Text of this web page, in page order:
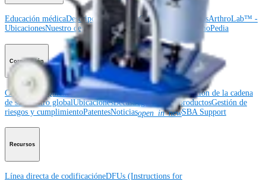
Educación médicaDescripción de cursosCalendario de cursosArthroLab™ -
UbicacionesNuestro departamento de educación médica OrthoPedia
Corporación
CorporaciónQuiénes somosEventos comunitariosDivulgación de la cadena
de suministro globalUbicacionesBecasSeguridad de productosGestión de
riesgos y cumplimientoPatentesNoticiasopen_in_newSBA Support
Recursos
Línea directa de codificacióneDFUs (Instructions for